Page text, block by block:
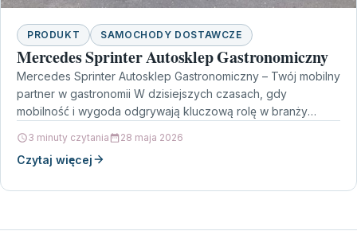
PRODUKT SAMOCHODY DOSTAWCZE
Mercedes Sprinter Autosklep Gastronomiczny
Mercedes Sprinter Autosklep Gastronomiczny – Twój mobilny
partner w gastronomii W dzisiejszych czasach, gdy
mobilność i wygoda odgrywają kluczową rolę w branży
3 minuty czytania 28 maja 2026
Czytaj więcej